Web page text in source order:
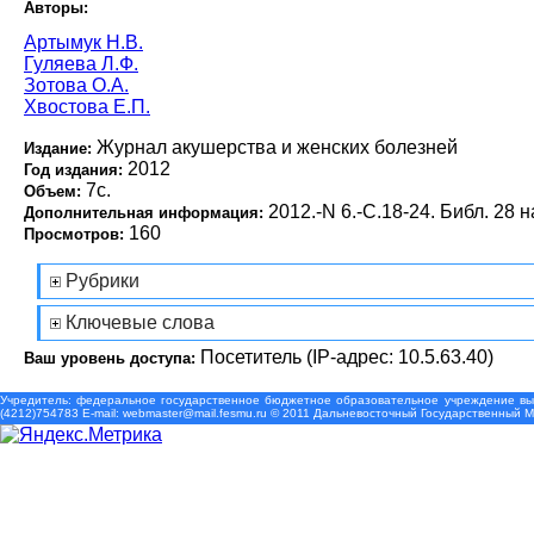
Авторы:
Артымук Н.В.
Гуляева Л.Ф.
Зотова О.А.
Хвостова Е.П.
Издание: Журнал акушерства и женских болезней
Год издания: 2012
Объем: 7с.
Дополнительная информация: 2012.-N 6.-С.18-24. Библ. 28
Просмотров: 160
Рубрики
Ключевые слова
Ваш уровень доступа: Посетитель (IP-адрес: 10.5.63.40)
Учредитель: федеральное государственное бюджетное образовательное учреждение
(4212)754783 Е-mail: webmaster@mail.fesmu.ru © 2011 Дальневосточный Государственный